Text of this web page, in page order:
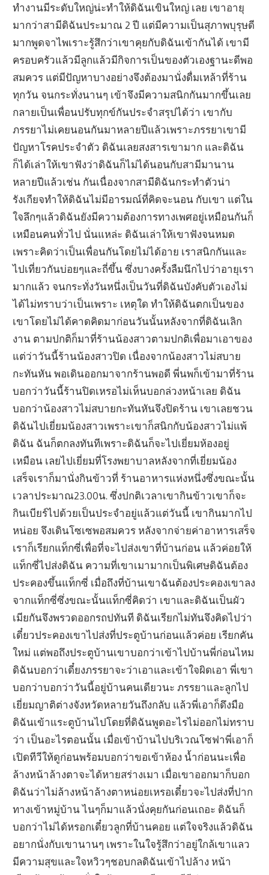
ทำงานมีระดับใหญ่น่ะทำให้ดิฉันเขินใหญ่ เลย เขาอายุ
มากว่าสามีดิฉันประมาณ 2 ปี แต่มีความเป็นสุภาพบุรุษดี
มากพูดจาไพเราะรู้สึกว่าเขาคุยกับดิฉันเข้ากันได้ เขามี
ครอบครัวแล้วมีลูกแล้วมีกิจการเป็นของตัวเองฐานะดีพอ
สมควร แต่มีปัญหาบางอย่างจึงต้องมานั่งดื่มเหล้าที่ร้าน
ทุกวัน จนกระทั่งนานๆ เข้าจึงมีความสนิกกันมากขึ้นเลย
กลายเป็นเพื่อนปรับทุกข์กันประจำสรุปได้ว่า เขากับ
ภรรยาไม่เคยนอนกันมาหลายปีแล้วเพราะภรรยาเขามี
ปัญหาโรคประจำตัว ดิฉันเลยสงสารเขามาก และดิฉัน
ก็ได้เล่าให้เขาฟังว่าดิฉันก็ไม่ได้นอนกับสามีมานาน
หลายปีแล้วเช่น กันเนื่องจากสามีดิฉันกระทำตัวน่า
รังเกียจทำให้ดิฉันไม่มีอารมณ์ที่คิดจะนอน กับเขา แต่ใน
ใจลึกๆแล้วดิฉันยังมีความต้องการทางเพศอยู่เหมือนกันก็
เหมือนคนทั่วไป นั่นแหล่ะ ดิฉันเล่าให้เขาฟังจนหมด
เพราะคิดว่าเป็นเพื่อนกันโดยไม่ได้อาย เราสนิกกันและ
ไปเที่ยวกันบ่อยๆและถี่ขึ้น ซึ่งบางครั้งลืมนึกไปว่าอายุเรา
มากแล้ว จนกระทั่งวันหนึ่งเป็นวันที่ดิฉันบังคับตัวเองไม่
ได้ไม่ทราบว่าเป็นเพราะ เหตุใด ทำให้ดิฉันตกเป็นของ
เขาโดยไม่ได้คาดคิดมาก่อนวันนั้นหลังจากที่ดิฉันเลิก
งาน ตามปกติก็มาที่ร้านน้องสาวตามปกติเพื่อมาเอาของ
แต่ว่าวันนี้ร้านน้องสาวปิด เนื่องจากน้องสาวไม่สบาย
กะทันหัน พอเดินออกมาจากร้านพอดี พี่นพก็เข้ามาที่ร้าน
บอกว่าวันนี้ร้านปิดเหรอไม่เห็นบอกล่วงหน้าเลย ดิฉัน
บอกว่าน้องสาวไม่สบายกะทันหันจึงปิดร้าน เขาเลยชวน
ดิฉันไปเยี่ยมน้องสาวเพราะเขาก็สนิกกับน้องสาวไม่แพ้
ดิฉัน ฉันก็ตกลงทันทีเพราะดิฉันก็จะไปเยี่ยมห้องอยู่
เหมือน เลยไปเยี่ยมที่โรงพยาบาลหลังจากที่เยี่ยมน้อง
เสร็จเราก็มานั่งกินข้าวที่ ร้านอาหารแห่งหนึ่งซึ่งขณะนั้น
เวลาประมาณ23.00น. ซึ่งปกติเวลาเขากินข้าวเขาก็จะ
กินเบียร์ไปด้วยเป็นประจำอยู่แล้วแต่วันนี้ เขากินมากไป
หน่อย จึงเดินโซเซพอสมควร หลังจากจ่ายค่าอาหารเสร็จ
เราก็เรียกแท็กซี่เพื่อที่จะไปส่งเขาที่บ้านก่อน แล้วค่อยให้
แท็กซี่ไปส่งดิฉัน ความที่เขาเมามากเป็นพิเศษดิฉันต้อง
ประคองขึ้นแท็กซี่ เมื่อถึงที่บ้านเขาฉันต้องประคองเขาลง
จากแท็กซี่ซึ่งขณะนั้นแท็กซี่คิดว่า เขาและดิฉันเป็นผัว
เมียกันจึงพรวดออกรถปทันที ดิฉันเรียกไม่ทันจึงคิดไปว่า
เดี๋ยวประคองเขาไปส่งที่ประตูบ้านก่อนแล้วค่อย เรียกคัน
ใหม่ แต่พอถึงประตูบ้านเขาบอกว่าเข้าไปบ้านพี่ก่อนไหม
ดิฉันบอกว่าเดี๋ยงภรรยาจะว่าเอาและเข้าใจผิดเอา พี่เขา
บอกว่าบอกว่าวันนี้อยู่บ้านคนเดียวนะ ภรรยาและลูกไป
เยี่ยมญาติต่างจังหวัดหลายวันถึงกลับ แล้วพี่เอาก็ดึงมือ
ดิฉันเข้าแระตูบ้านไปโดยที่ดิฉันพูดอะไรไม่ออกไม่ทราบ
ว่า เป็นอะไรตอนนั้น เมื่อเข้าบ้านไปบริเวณโซฟาพี่เอาก็
เปิดทีวีให้ดูก่อนพร้อมบอกว่าขอเข้าห้อง น้ำก่อนนะเพื่อ
ล้างหน้าล้างตาจะได้หายสร่างเมา เมื่อเขาออกมาก็บอก
ดิฉันว่าไม่ล้างหน้าล้างตาหน่อยเหรอเดี๋ยวจะไปส่งที่ปาก
ทางเข้าหมู่บ้าน ไนๆก็มาแล้วนั่งคุยกันก่อนเถอะ ดิฉันก็
บอกว่าไม่ได้หรอกเดี๋ยวลูกที่บ้านคอย แต่ใจจริงแล้วดิฉัน
อยากนั่งกับเขานานๆ เพราะในใจรู้สึกว่าอยู่ใกล้เขาแลว
มีความสุขและใจหวิวๆชอบกลดิฉันเข้าไปล้าง หน้า